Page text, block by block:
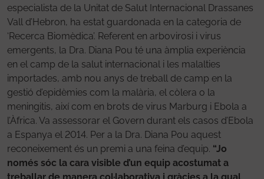
especialista de la Unitat de Salut Internacional Drassanes
Vall d’Hebron, ha estat guardonada en la categoria de
‘Recerca Biomèdica’. Referent en arbovirosi i virus
emergents, la Dra. Diana Pou té una àmplia experiència
en el camp de la salut internacional i les malalties
importades, amb nou anys de treball de camp en la
gestió d’epidèmies com la malària, el còlera o la
meningitis, així com en brots de virus Marburg i Ebola a
l’Àfrica. Va assessorar el Govern durant els casos d’Ebola
a Espanya el 2014. Per a la Dra. Diana Pou aquest
reconeixement és un premi a una feina d’equip. “Jo
només sóc la cara visible d’un equip acostumat a